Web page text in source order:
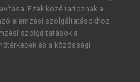
Ezek közé tartoznak a
elemzési szolgáltatásokhoz
szolgáltatások a
és a közösségi